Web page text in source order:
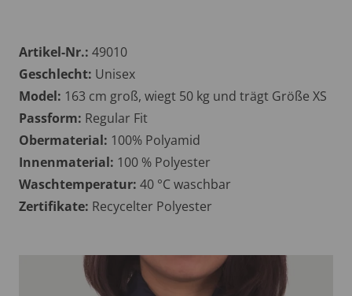
Artikel-Nr.: 49010
Geschlecht: Unisex
Model: 163 cm groß, wiegt 50 kg und trägt Größe XS
Passform: Regular Fit
Obermaterial: 100% Polyamid
Innenmaterial: 100 % Polyester
Waschtemperatur: 40 °C waschbar
Zertifikate: Recycelter Polyester